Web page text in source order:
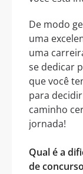
De modo
uma
uma
se dedicar
que você
para
caminho
jornada!
Qual é a
de